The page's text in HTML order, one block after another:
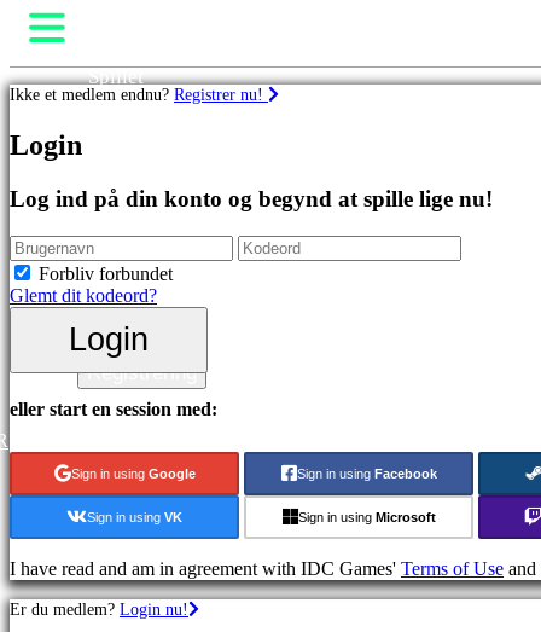
Featured
spil
Nye
udgivelser
Gratis
at
Kategorier
Eventyrspil
MMO
spil
RPG
Sportsspil
Skydespil
Racing
Spillet
Gameplay
Guides
Fora
Butik
Login
Registrering
Ikke et medlem endnu? Registrer nu!
Login
Log ind på din konto og begynd at spille lige nu!
Forbliv forbundet
Glemt dit kodeord?
Login
eller start en session med:
Sign in using Google Sign in using Facebook
Sign in using VK Sign in using Microsoft
I have read and am in agreement with IDC Games' Terms of Use and
Er du medlem? Login nu!